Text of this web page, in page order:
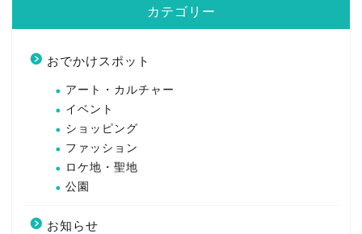
カテゴリー
おでかけスポット
アート・カルチャー
イベント
ショッピング
ファッション
ロケ地・聖地
公園
お知らせ